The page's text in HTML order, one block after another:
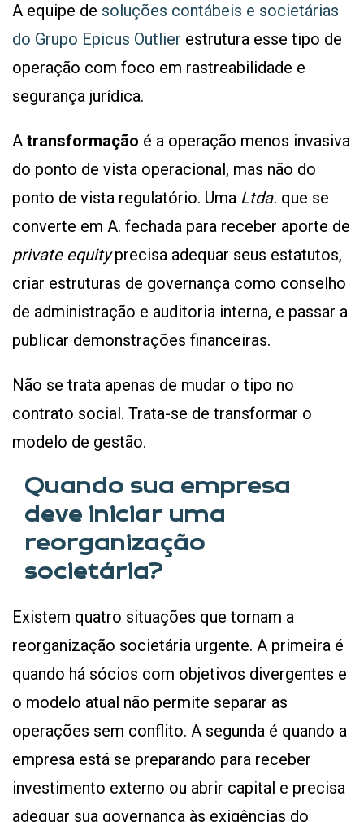
A equipe de soluções contábeis e societárias
do Grupo Epicus Outlier estrutura esse tipo de
operação com foco em rastreabilidade e
segurança jurídica.
A transformação é a operação menos invasiva
do ponto de vista operacional, mas não do
ponto de vista regulatório. Uma Ltda. que se
converte em A. fechada para receber aporte de
private equityprecisa adequar seus estatutos,
criar estruturas de governança como conselho
de administração e auditoria interna, e passar a
publicar demonstrações financeiras.
Não se trata apenas de mudar o tipo no
contrato social. Trata-se de transformar o
modelo de gestão.
Quando sua empresa
deve iniciar uma
reorganização
societária?
Existem quatro situações que tornam a
reorganização societária urgente. A primeira é
quando há sócios com objetivos divergentes e
o modelo atual não permite separar as
operações sem conflito. A segunda é quando a
empresa está se preparando para receber
investimento externo ou abrir capital e precisa
adequar sua governança às exigências do